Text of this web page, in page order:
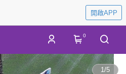
開啟APP
0
1/5